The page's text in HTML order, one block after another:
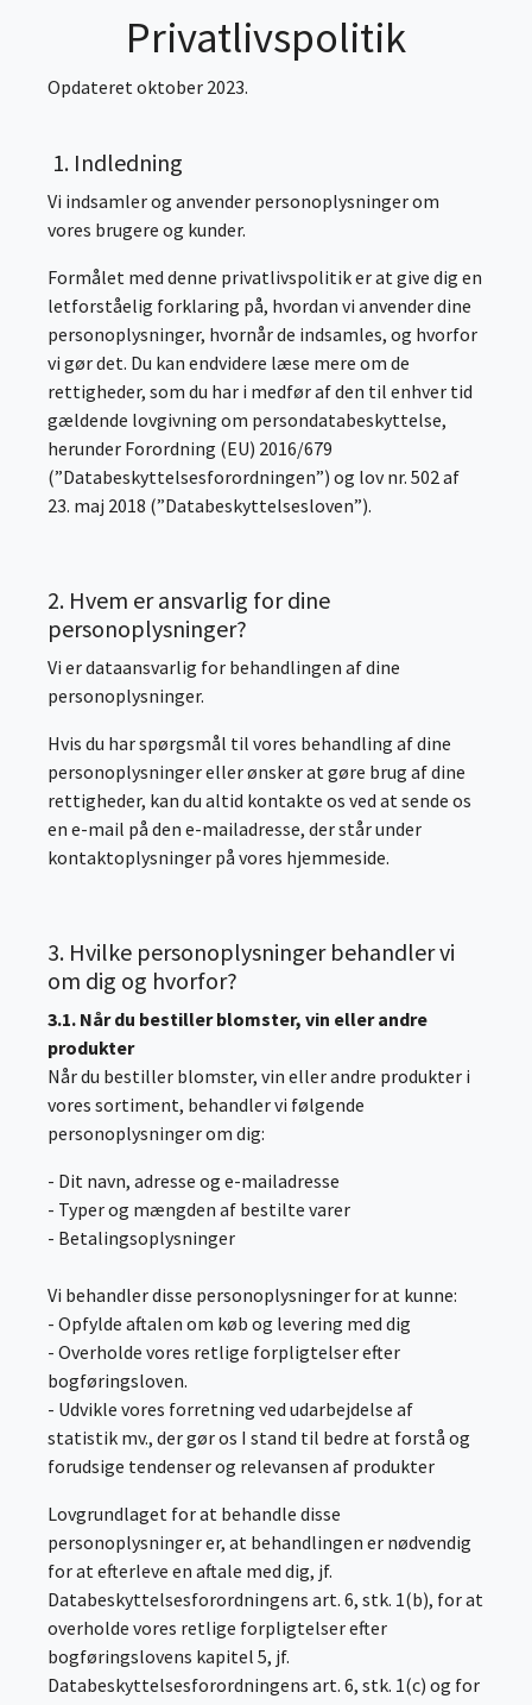
Privatlivspolitik
Opdateret oktober 2023.
1. Indledning
Vi indsamler og anvender personoplysninger om
vores brugere og kunder.
Formålet med denne privatlivspolitik er at give dig en
letforståelig forklaring på, hvordan vi anvender dine
personoplysninger, hvornår de indsamles, og hvorfor
vi gør det. Du kan endvidere læse mere om de
rettigheder, som du har i medfør af den til enhver tid
gældende lovgivning om persondatabeskyttelse,
herunder Forordning (EU) 2016/679
(”Databeskyttelsesforordningen”) og lov nr. 502 af
23. maj 2018 (”Databeskyttelsesloven”).
2. Hvem er ansvarlig for dine
personoplysninger?
Vi er dataansvarlig for behandlingen af dine
personoplysninger.
Hvis du har spørgsmål til vores behandling af dine
personoplysninger eller ønsker at gøre brug af dine
rettigheder, kan du altid kontakte os ved at sende os
en e-mail på den e-mailadresse, der står under
kontaktoplysninger på vores hjemmeside.
3. Hvilke personoplysninger behandler vi
om dig og hvorfor?
3.1. Når du bestiller blomster, vin eller andre
produkter
Når du bestiller blomster, vin eller andre produkter i
vores sortiment, behandler vi følgende
personoplysninger om dig:
- Dit navn, adresse og e-mailadresse
- Typer og mængden af bestilte varer
- Betalingsoplysninger
Vi behandler disse personoplysninger for at kunne:
- Opfylde aftalen om køb og levering med dig
- Overholde vores retlige forpligtelser efter
bogføringsloven.
- Udvikle vores forretning ved udarbejdelse af
statistik mv., der gør os I stand til bedre at forstå og
forudsige tendenser og relevansen af produkter
Lovgrundlaget for at behandle disse
personoplysninger er, at behandlingen er nødvendig
for at efterleve en aftale med dig, jf.
Databeskyttelsesforordningens art. 6, stk. 1(b), for at
overholde vores retlige forpligtelser efter
bogføringslovens kapitel 5, jf.
Databeskyttelsesforordningens art. 6, stk. 1(c) og for